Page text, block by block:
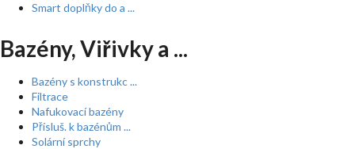
Smart doplňky do a ...
Bazény, Viřivky a ...
Bazény s konstrukc ...
Filtrace
Nafukovací bazény
Přísluš. k bazénům ...
Solární sprchy